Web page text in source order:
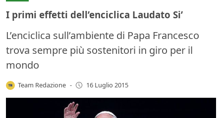
I primi effetti dell’enciclica Laudato Si’
L’enciclica sull’ambiente di Papa Francesco
trova sempre più sostenitori in giro per il
mondo
Team Redazione - 16 Luglio 2015